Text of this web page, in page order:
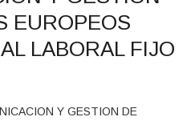
EUROPEOS
LABORAL FIJO
Y GESTION DE